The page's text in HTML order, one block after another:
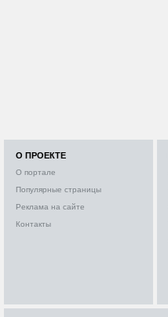
О ПРОЕКТЕ
О портале
Популярные страницы
Реклама на сайте
Контакты